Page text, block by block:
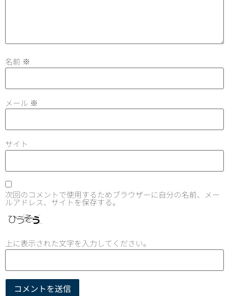
名前 ※
メール ※
サイト
次回のコメントで使用するためブラウザーに自分の名前、メー
ルアドレス、サイトを保存する。
上に表示された文字を入力してください。